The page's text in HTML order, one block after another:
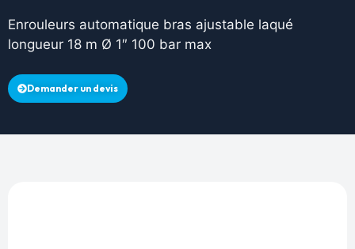
Enrouleurs automatique bras ajustable laqué
longueur 18 m Ø 1″ 100 bar max
Demander un devis